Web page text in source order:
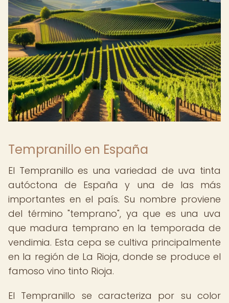
Tempranillo en España
El Tempranillo es una variedad de uva tinta
autóctona de España y una de las más
importantes en el país. Su nombre proviene
del término "temprano", ya que es una uva
que madura temprano en la temporada de
vendimia. Esta cepa se cultiva principalmente
en la región de La Rioja, donde se produce el
famoso vino tinto Rioja.
El Tempranillo se caracteriza por su color